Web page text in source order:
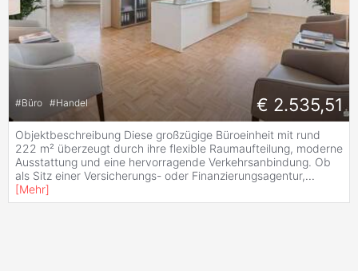
#Büro #Handel € 2.535,51
Objektbeschreibung Diese großzügige Büroeinheit mit rund
222 m² überzeugt durch ihre flexible Raumaufteilung, moderne
Ausstattung und eine hervorragende Verkehrsanbindung. Ob
als Sitz einer Versicherungs- oder Finanzierungsagentur,...
[Mehr]